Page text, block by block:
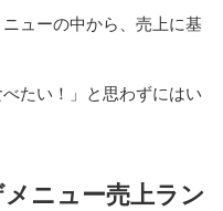
ューの中から、売上に基
たい！」と思わずにはい
ニュー売上ラン